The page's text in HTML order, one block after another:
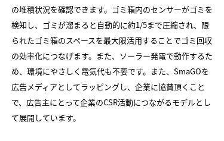
の堆積状況を確認できます。ゴミ箱内のセンサーがゴミを
検知し、ゴミが溜まると自動的に約1/5まで圧縮され、限
られたゴミ箱のスペースを最大限活用することでゴミ回収
の効率化につなげます。また、ソーラー発電で動作するた
め、環境にやさしく電気代も不要です。また、SmaGOを
広告メディアとしてラッピングし、企業に協賛頂くこと
で、広告主にとって企業のCSR活動につながるモデルとし
て展開しています。